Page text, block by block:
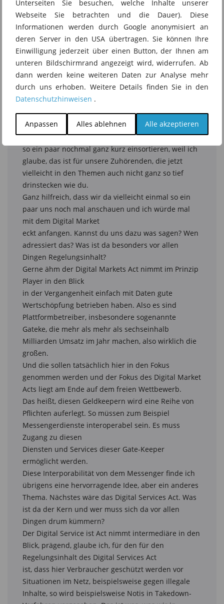
Unterseiten Sie besuchen, welche Inhalte unserer
Webseite Sie betrachten und die Dauer). Diese
Informationen werden durch Google anonymisiert an
deren Server in den USA übertragen. Sie können Ihre
Einwilligung jederzeit über einen Button, der Ihnen am
unteren Bildschirmrand angezeigt wird, widerrufen. Ab
dann werden keine weiteren Daten zur Analyse mehr
durch uns erhoben. Weitere Details finden Sie in den
Datenschutzhinweisen .
Anpassen Alles ablehnen Alle akzeptieren